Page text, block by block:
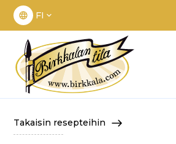
FI
Takaisin resepteihin